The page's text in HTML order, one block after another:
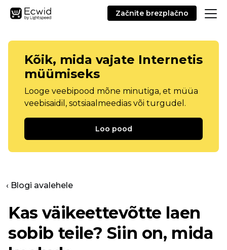
Začnite brezplačno
Kõik, mida vajate Internetis
müümiseks
Looge veebipood mõne minutiga, et müüa
veebisaidil, sotsiaalmeedias või turgudel.
Loo pood
‹ Blogi avalehele
Kas väikeettevõtte laen
sobib teile? Siin on, mida